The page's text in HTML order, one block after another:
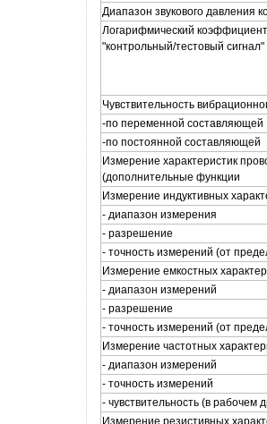
Диапазон звукового давления
Логарифмический
"контрольный/тестовый
Чувствительность
-по переменной составляющей
-по постоянной составляющей
Измерение характеристик
(дополнительные функции
Измерение индуктивных
- диапазон измерения
- разрешение
- точность измерений (от
Измерение емкостных
- диапазон измерений
- разрешение
- точность измерений (от
Измерение частотных
- диапазон измерений
- точность измерений
- чувствительность (в рабочем
Измерение резистивных